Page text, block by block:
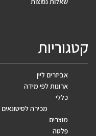
קטגוריות
אביזרים ליין
ארונות לפי מידה
כללי
מכירה לסיטונאים
מוצרים
פלטה